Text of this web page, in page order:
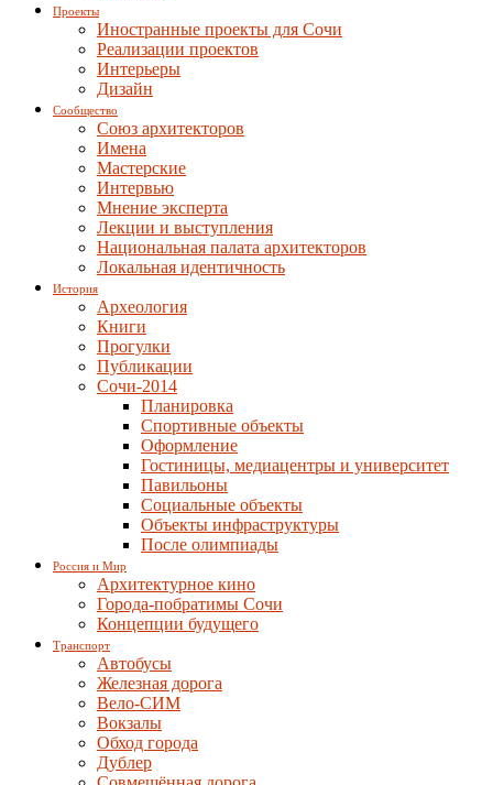
Проекты
Иностранные проекты для Сочи
Реализации проектов
Интерьеры
Дизайн
Сообщество
Союз архитекторов
Имена
Мастерские
Интервью
Мнение эксперта
Лекции и выступления
Национальная палата архитекторов
Локальная идентичность
История
Археология
Книги
Прогулки
Публикации
Сочи-2014
Планировка
Спортивные объекты
Оформление
Гостиницы, медиацентры и университет
Павильоны
Социальные объекты
Объекты инфраструктуры
После олимпиады
Россия и Мир
Архитектурное кино
Города-побратимы Сочи
Концепции будущего
Транспорт
Автобусы
Железная дорога
Вело-СИМ
Вокзалы
Обход города
Дублер